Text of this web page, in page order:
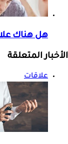
هل هناك
الأخبار المتعلقة
علاقات